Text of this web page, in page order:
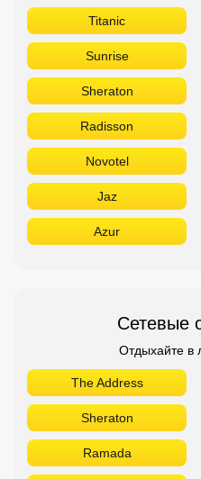
Titanic
Sunrise
Sheraton
Radisson
Novotel
Jaz
Azur
Сетевые
Отдыхайте в
The Address
Sheraton
Ramada